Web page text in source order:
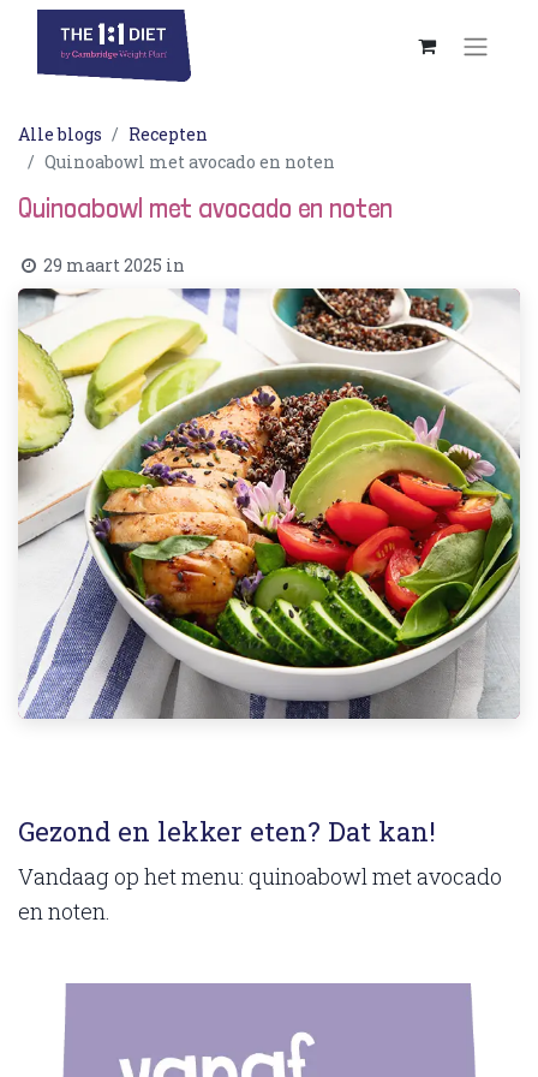
Alle blogs
Recepten
Quinoabowl met avocado en noten
Quinoabowl met avocado en noten
29 maart 2025 in
Gezond en lekker eten? Dat kan!
Vandaag op het menu: quinoabowl met avocado
en noten.